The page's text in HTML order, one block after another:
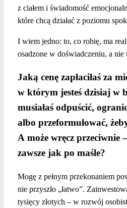
z ciałem i świadomość
które chcą działać z poziomu
I wiem jedno: to, co robię, ma
osadzone w doświadczeniu, a
Jaką cenę zapłaciłaś za
w którym jesteś dzisiaj w
musiałaś odpuścić,
albo przeformułować,
A może wręcz przeciwnie
zawsze jak po maśle?
Mogę z pełnym przekonaniem
nie przyszło „łatwo”.
tysięcy złotych – w rozwój